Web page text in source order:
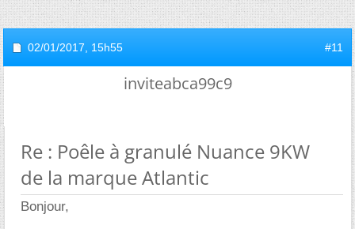
02/01/2017, 15h55 #11
inviteabca99c9
Re : Poêle à granulé Nuance 9KW
de la marque Atlantic
Bonjour,